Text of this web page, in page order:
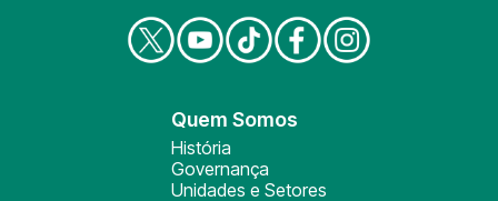
Quem Somos
História
Governança
Unidades e Setores